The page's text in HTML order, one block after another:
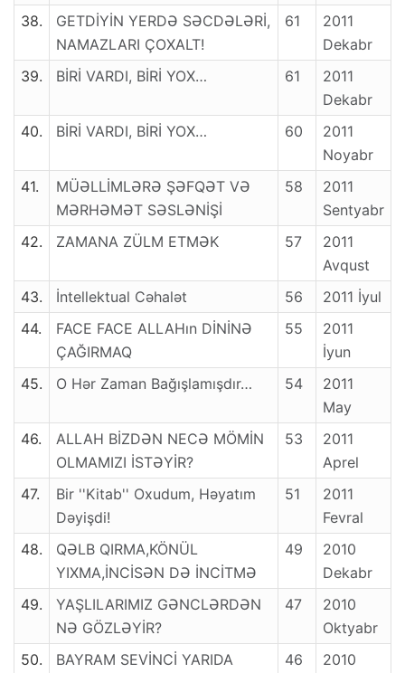
38.
GETDİYİN YERDƏ SƏCDƏLƏRİ,
NAMAZLARI ÇOXALT!
61
2011
Dekabr
39.
BİRİ VARDI, BİRİ YOX… 61
2011
Dekabr
40.
BİRİ VARDI, BİRİ YOX… 60
2011
Noyabr
41.
MÜƏLLİMLƏRƏ ŞƏFQƏT VƏ
MƏRHƏMƏT SƏSLƏNİŞİ
58
2011
Sentyabr
42.
ZAMANA ZÜLM ETMƏK 57
2011
Avqust
43.
İntellektual Cəhalət 56
2011 İyul
44.
FACE FACE ALLAHın DİNİNƏ
ÇAĞIRMAQ
55
2011
İyun
45.
O Hər Zaman Bağışlamışdır… 54
2011
May
46.
ALLAH BİZDƏN NECƏ MÖMİN
OLMAMIZI İSTƏYİR?
53
2011
Aprel
47.
Bir ''Kitab'' Oxudum, Həyatım
Dəyişdi!
51
2011
Fevral
48.
QƏLB QIRMA,KÖNÜL
YIXMA,İNCİSƏN DƏ İNCİTMƏ
49
2010
Dekabr
49.
YAŞLILARIMIZ GƏNCLƏRDƏN
NƏ GÖZLƏYİR?
47
2010
Oktyabr
50.
BAYRAM SEVİNCİ YARIDA
46
2010